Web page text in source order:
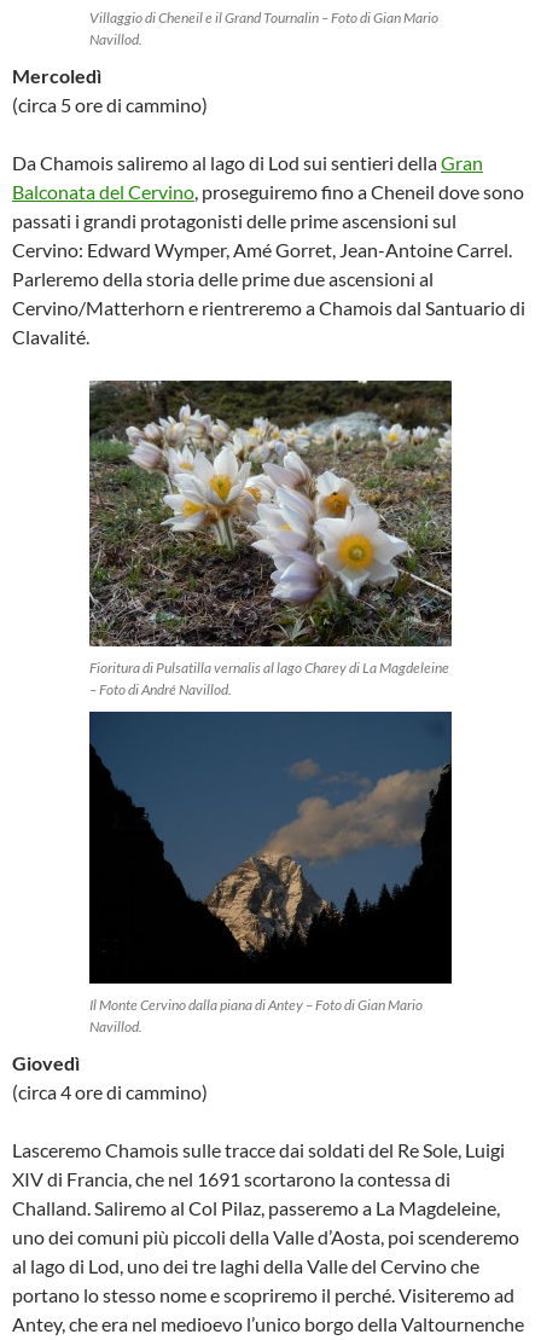
Villaggio di Cheneil e il Grand Tournalin – Foto di Gian Mario
Navillod.
Mercoledì
(circa 5 ore di cammino)
Da Chamois saliremo al lago di Lod sui sentieri dellaGran
Balconata del Cervino, proseguiremo fino a Cheneil dove sono
passati i grandi protagonisti delle prime ascensioni sul
Cervino: Edward Wymper, Amé Gorret, Jean-Antoine Carrel.
Parleremo della storia delle prime due ascensioni al
Cervino/Matterhorn e rientreremo a Chamois dal Santuario di
Clavalité.
Fioritura di Pulsatilla vernalis al lago Charey di La Magdeleine
– Foto di André Navillod.
Il Monte Cervino dalla piana di Antey – Foto di Gian Mario
Navillod.
Giovedì
(circa 4 ore di cammino)
Lasceremo Chamois sulle tracce dai soldati del Re Sole, Luigi
XIV di Francia, che nel 1691 scortarono la contessa di
Challand. Saliremo al Col Pilaz, passeremo a La Magdeleine,
uno dei comuni più piccoli della Valle d’Aosta, poi scenderemo
al lago di Lod, uno dei tre laghi della Valle del Cervino che
portano lo stesso nome e scopriremo il perché. Visiteremo ad
Antey, che era nel medioevo l’unico borgo della Valtournenche